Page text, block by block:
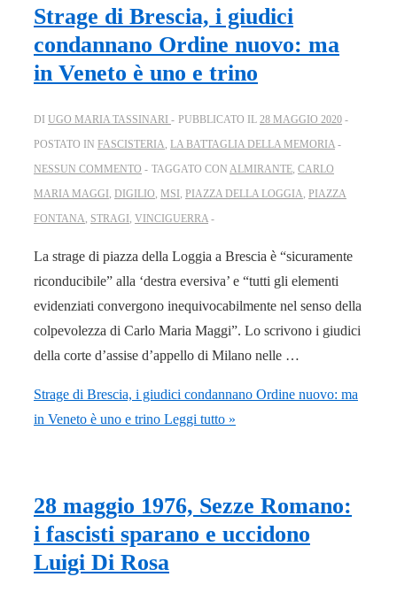
Strage di Brescia, i giudici
condannano Ordine nuovo: ma
in Veneto è uno e trino
DI UGO MARIA TASSINARI PUBBLICATO IL 28 MAGGIO 2020
POSTATO IN FASCISTERIA, LA BATTAGLIA DELLA MEMORIA
NESSUN COMMENTO
TAGGATO CON ALMIRANTE, CARLO
MARIA MAGGI , DIGILIO, MSI , PIAZZA DELLA LOGGIA, PIAZZA
FONTANA, STRAGI , VINCIGUERRA
La strage di piazza della Loggia a Brescia è “sicuramente
riconducibile” alla ‘destra eversiva’ e “tutti gli elementi
evidenziati convergono inequivocabilmente nel senso della
colpevolezza di Carlo Maria Maggi”. Lo scrivono i giudici
della corte d’assise d’appello di Milano nelle …
Strage di Brescia, i giudici condannano Ordine nuovo: ma
in Veneto è uno e trino Leggi tutto »
28 maggio 1976, Sezze Romano:
i fascisti sparano e uccidono
Luigi Di Rosa